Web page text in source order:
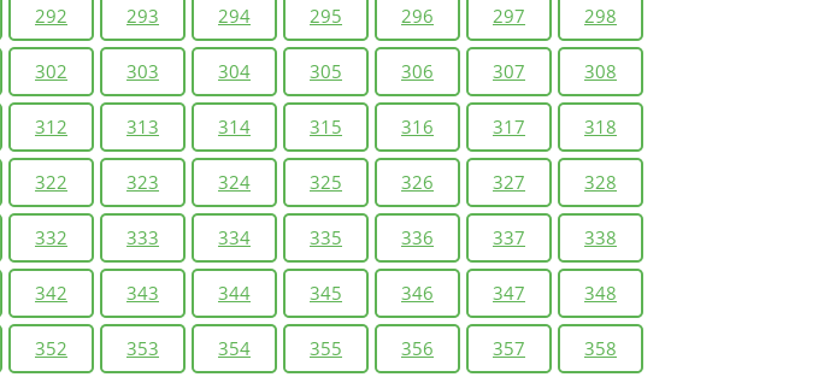
292 293 294 295 296 297 298
302 303 304 305 306 307 308
312 313 314 315 316 317 318
322 323 324 325 326 327 328
332 333 334 335 336 337 338
342 343 344 345 346 347 348
352 353 354 355 356 357 358